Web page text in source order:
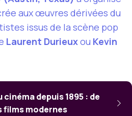
aux œuvres dérivées du
issus de la scène pop
Laurent Durieuxou Kevin
cinéma depuis 1895 : de
films modernes